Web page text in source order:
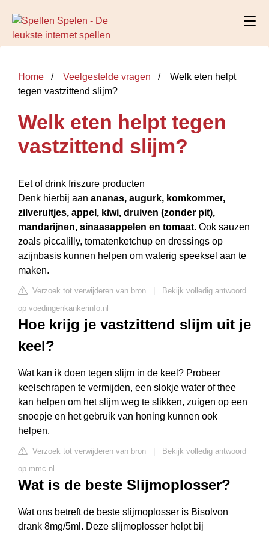
Home Veelgestelde vragen
Welk eten helpt
tegen vastzittend slijm?
Welk eten helpt tegen
vastzittend slijm?
Eet of drink friszure producten
Denk hierbij aan ananas, augurk, komkommer,
zilveruitjes, appel, kiwi, druiven (zonder pit),
mandarijnen, sinaasappelen en tomaat. Ook sauzen
zoals piccalilly, tomatenketchup en dressings op
azijnbasis kunnen helpen om waterig speeksel aan te
maken.
Verzoek tot verwijderen van bron
Bekijk volledig antwoord
op voedingenkankerinfo.nl
Hoe krijg je vastzittend slijm uit je
keel?
Wat kan ik doen tegen slijm in de keel? Probeer
keelschrapen te vermijden, een slokje water of thee
kan helpen om het slijm weg te slikken, zuigen op een
snoepje en het gebruik van honing kunnen ook
helpen.
Verzoek tot verwijderen van bron
Bekijk volledig antwoord
op mmc.nl
Wat is de beste Slijmoplosser?
Wat ons betreft de beste slijmoplosser is Bisolvon
drank 8mg/5ml. Deze slijmoplosser helpt bij